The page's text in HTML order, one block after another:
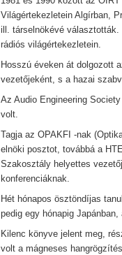
Világértekezletein Algírban,
ill. társelnökévé
rádiós világértekezletein.
Hosszú éveken át dolgozott
vezetőjeként, s a hazai
Az Audio Engineering
volt.
Tagja az OPAKFI -nak
elnöki posztot, továbbá a
Szakosztály helyettes
konferenciáknak.
Hét hónapos ösztöndíjas
pedig egy hónapig Japánban,
Kilenc könyve jelent meg,
volt a mágneses